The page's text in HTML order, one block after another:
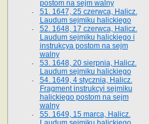
postom na sejm walny
51. 1647, 25 czerwca, Halicz.
Laudum sejmiku halickiego
52. 1648, 17 czerwca, Halicz.
Laudum sejmiku halickiego i
instrukcya postom na sejm
walny
53. 1648, 20 sierpnia, Halicz.
Laudum sejmiku halickiego
54. 1649, 4 stycznia, Halicz.
Fragment instrukcyi sejmiku
halickiego postom na sejm
walny
55. 1649, 15 marca, Halicz.